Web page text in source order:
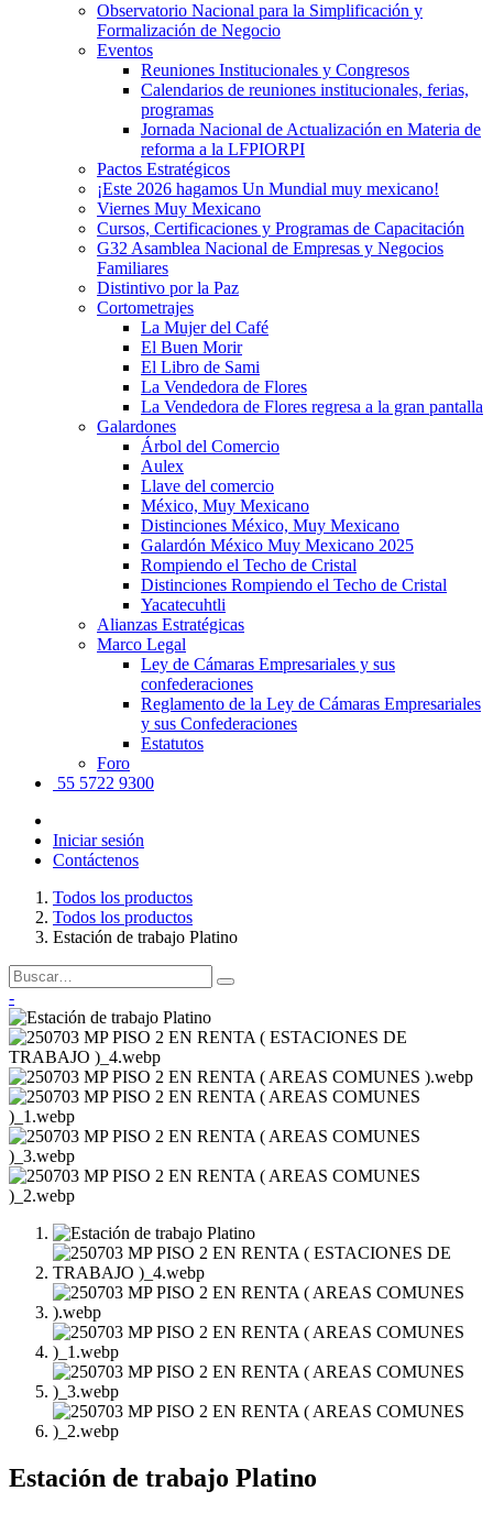
Observatorio Nacional para la Simplificación y
Formalización de Negocio
Eventos
Reuniones Institucionales y Congresos
Calendarios de reuniones institucionales, ferias,
programas
Jornada Nacional de Actualización en Materia de
reforma a la LFPIORPI
Pactos Estratégicos
¡Este 2026 hagamos Un Mundial muy mexicano!
Viernes Muy Mexicano
Cursos, Certificaciones y Programas de Capacitación
G32 Asamblea Nacional de Empresas y Negocios
Familiares
Distintivo por la Paz
Cortometrajes
La Mujer del Café
El Buen Morir
El Libro de Sami
La Vendedora de Flores
La Vendedora de Flores regresa a la gran pantalla
Galardones
Árbol del Comercio
Aulex
Llave del comercio
México, Muy Mexicano
Distinciones México, Muy Mexicano
Galardón México Muy Mexicano 2025
Rompiendo el Techo de Cristal
Distinciones Rompiendo el Techo de Cristal
Yacatecuhtli
Alianzas Estratégicas
Marco Legal
Ley de Cámaras Empresariales y sus
confederaciones
Reglamento de la Ley de Cámaras Empresariales
y sus Confederaciones
Estatutos
Foro
55 5722 9300
Iniciar sesión
Contáctenos
Todos los productos
Todos los productos
Estación de trabajo Platino
-
Estación de trabajo Platino